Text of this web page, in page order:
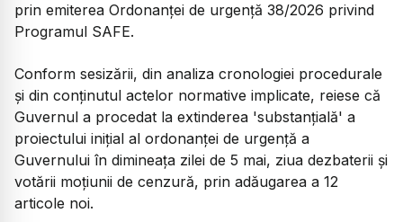
prin emiterea Ordonanței de urgență 38/2026 privind
Programul SAFE.
Conform sesizării, din analiza cronologiei procedurale
și din conținutul actelor normative implicate, reiese că
Guvernul a procedat la extinderea 'substanțială' a
proiectului inițial al ordonanței de urgență a
Guvernului în dimineața zilei de 5 mai, ziua dezbaterii și
votării moțiunii de cenzură, prin adăugarea a 12
articole noi.